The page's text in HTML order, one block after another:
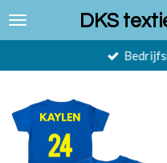
Ga
de
DKS